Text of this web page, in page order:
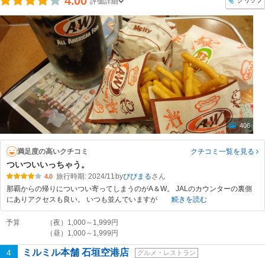
406
満足度の高いクチコミ クチコミ一覧を見る
ついついいっちゃう。
4.0 旅行時期: 2024/11 byぴぴまる
那覇からの帰りについつい寄ってしまうのがA＆W。 JALのカウンターの裏側
にありアクセスも良い。 いつも並んでいますが
続きを読む
予算
（夜）1,000～1,999円
（昼）1,000～1,999円
4 ミルミル本舗 石垣空港店 グルメ・レストラン